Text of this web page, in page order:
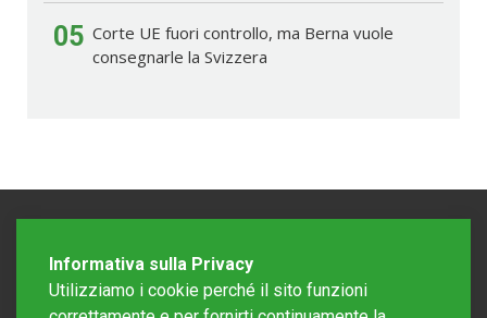
05 Corte UE fuori controllo, ma Berna vuole
consegnarle la Svizzera
Informativa sulla Privacy
Utilizziamo i cookie perché il sito funzioni